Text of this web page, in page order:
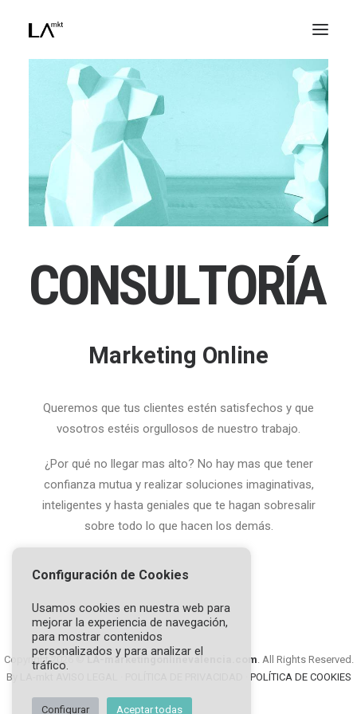
DISEÑO WEB
PUBLICIDAD ONLINE
POSICIONAMIENTO WEB
REDES SOCIALES
E-MAIL MARKETING
CONSULTORÍA
COMUNICACIÓN
CRISTINA HERNAIZ
ANGEL AGUADO
CONSULTORÍA
Marketing Online
Queremos que tus clientes estén satisfechos y que
vosotros estéis orgullosos de nuestro trabajo.
¿Por qué no llegar mas alto? No hay mas que tener
confianza mutua y realizar soluciones imaginativas,
inteligentes y hasta geniales que te hagan sobresalir
sobre todo lo que hacen los demás.
Copyright 2026 © LA-marketingonlinevalencia.com. All Rights Reserved.
By
POLÍTICA DE COOKIES
Configuración de Cookies
Usamos cookies en nuestra web para
mejorar la experiencia de navegación,
para mostrar contenidos
personalizados y para analizar el
tráfico.
Configurar Aceptar todas